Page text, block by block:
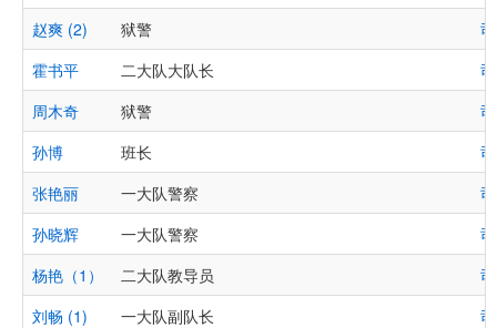
赵爽 (2)
狱警
霍书平
二大队大队长
周木奇
狱警
孙博
班长
张艳丽
一大队警察
孙晓辉
一大队警察
杨艳（1）
二大队教导员
刘畅 (1)
一大队副队长